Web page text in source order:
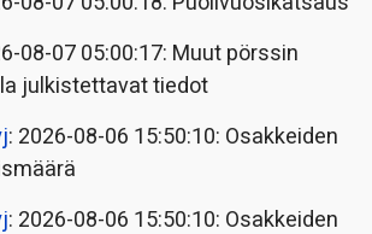
08-07 05:00:17: Muut pörssin
julkistettavat tiedot
: 2026-08-06 15:50:10: Osakkeiden
: 2026-08-06 15:50:10: Osakkeiden